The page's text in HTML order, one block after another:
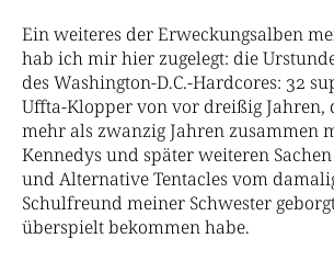
Ein weiteres der Erweckungsalben
hab ich mir hier zugelegt: die
des Washington-D.C.-Hardcores: 32
Uffta-Klopper von vor dreißig Jahren,
mehr als zwanzig Jahren zusammen
Kennedys und später weiteren
und Alternative Tentacles vom
Schulfreund meiner Schwester
überspielt bekommen habe.